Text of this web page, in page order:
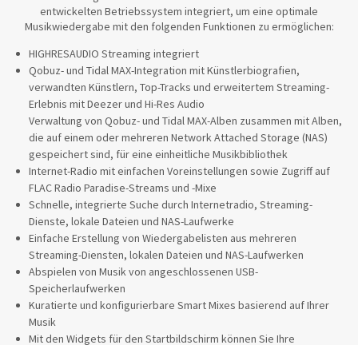
entwickelten Betriebssystem integriert, um eine optimale
Musikwiedergabe mit den folgenden Funktionen zu ermöglichen:
HIGHRESAUDIO Streaming integriert
Qobuz- und Tidal MAX-Integration mit Künstlerbiografien,
verwandten Künstlern, Top-Tracks und erweitertem Streaming-
Erlebnis mit Deezer und Hi-Res Audio
Verwaltung von Qobuz- und Tidal MAX-Alben zusammen mit Alben,
die auf einem oder mehreren Network Attached Storage (NAS)
gespeichert sind, für eine einheitliche Musikbibliothek
Internet-Radio mit einfachen Voreinstellungen sowie Zugriff auf
FLAC Radio Paradise-Streams und -Mixe
Schnelle, integrierte Suche durch Internetradio, Streaming-
Dienste, lokale Dateien und NAS-Laufwerke
Einfache Erstellung von Wiedergabelisten aus mehreren
Streaming-Diensten, lokalen Dateien und NAS-Laufwerken
Abspielen von Musik von angeschlossenen USB-
Speicherlaufwerken
Kuratierte und konfigurierbare Smart Mixes basierend auf Ihrer
Musik
Mit den Widgets für den Startbildschirm können Sie Ihre